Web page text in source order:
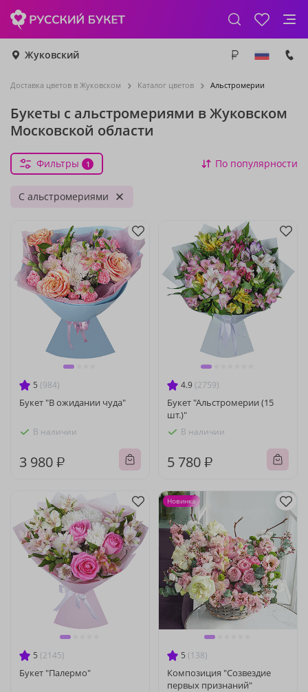
Жуковский
Доставка цветов в Жуковском Каталог цветов Альстромерии
Букеты с альстромериями в Жуковском
Московской области
Фильтры 1 По популярности
С альстромериями
5 (984)
Букет "В ожидании чуда"
В наличии
3 980 ₽
4.9 (2759)
Букет "Альстромерии (15
шт.)"
В наличии
5 780 ₽
5 (2145)
Букет "Палермо"
5 (138)
Композиция "Созвездие
первых признаний"
Новинка